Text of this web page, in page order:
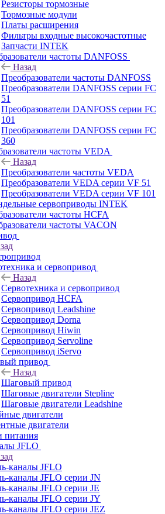
Резисторы тормозные
Тормозные модули
Платы расширения
Фильтры входные высокочастотные
Запчасти INTEK
частоты DANFOSS
Назад
Преобразователи частоты DANFOSS
Преобразователи DANFOSS серии FC
51
Преобразователи DANFOSS серии FC
101
Преобразователи DANFOSS серии FC
360
частоты VEDA
Назад
Преобразователи частоты VEDA
Преобразователи VEDA серии VF 51
Преобразователи VEDA серии VF 101
сервоприводы INTEK
частоты HCFA
частоты VACON
и сервопривод
Назад
Сервотехника и сервопривод
Сервопривод HCFA
Сервопривод Leadshine
Сервопривод Dorna
Сервопривод Hiwin
Сервопривод Servoline
Сервопривод iServo
привод
Назад
Шаговый привод
Шаговые двигатели Stepline
Шаговые двигатели Leadshine
двигатели
двигатели
питания
JFLO
каналы JFLO
каналы JFLO серии JN
каналы JFLO серии JE
каналы JFLO серии JY
каналы JFLO серии JEZ